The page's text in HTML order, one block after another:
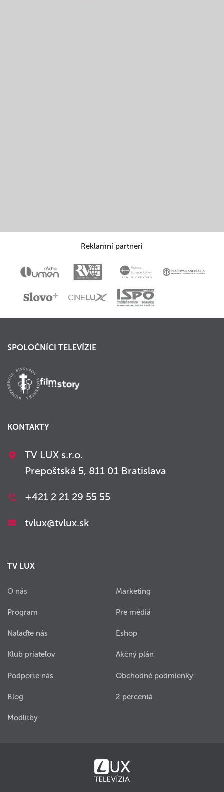
Reklamní partneri
SPOLOČNÍCI TELEVÍZIE
KONTAKTY
TV LUX s.r.o.
Prepoštská 5, 811 01 Bratislava
+421 2 21 29 55 55
tvlux@tvlux.sk
TV LUX
O nás
Program
Nalaďte nás
Klub priateľov
Podporte nás
Blog
Modlitby
Marketing
Pre médiá
Eshop
Akčný plán
Obchodné podmienky
2 percentá